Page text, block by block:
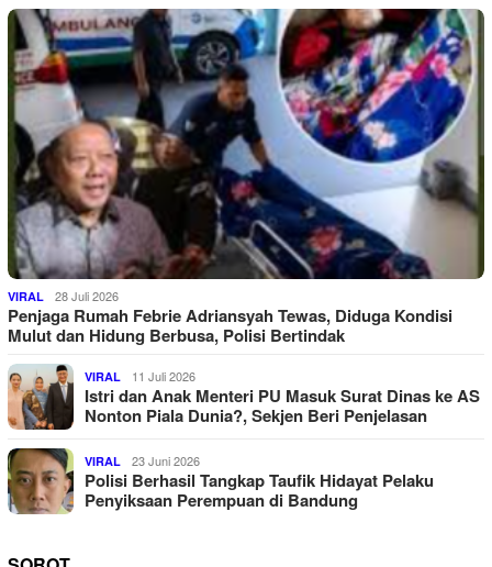
VIRAL 28 Juli 2026
Penjaga Rumah Febrie Adriansyah Tewas, Diduga Kondisi
Mulut dan Hidung Berbusa, Polisi Bertindak
VIRAL 11 Juli 2026
Istri dan Anak Menteri PU Masuk Surat Dinas ke AS
Nonton Piala Dunia?, Sekjen Beri Penjelasan
VIRAL 23 Juni 2026
Polisi Berhasil Tangkap Taufik Hidayat Pelaku
Penyiksaan Perempuan di Bandung